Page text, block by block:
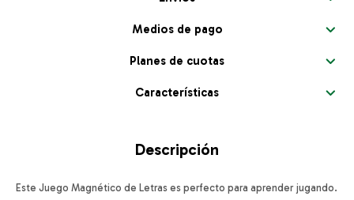
Medios de pago
Planes de cuotas
Características
Descripción
Este Juego Magnético de Letras es perfecto para aprender jugando.